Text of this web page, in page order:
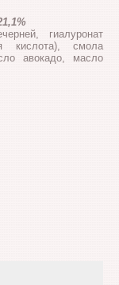
гиалуронат
кислота), смола
авокадо, масло